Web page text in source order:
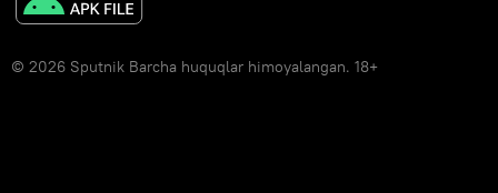
© 2026 Sputnik Barcha huquqlar himoyalangan. 18+